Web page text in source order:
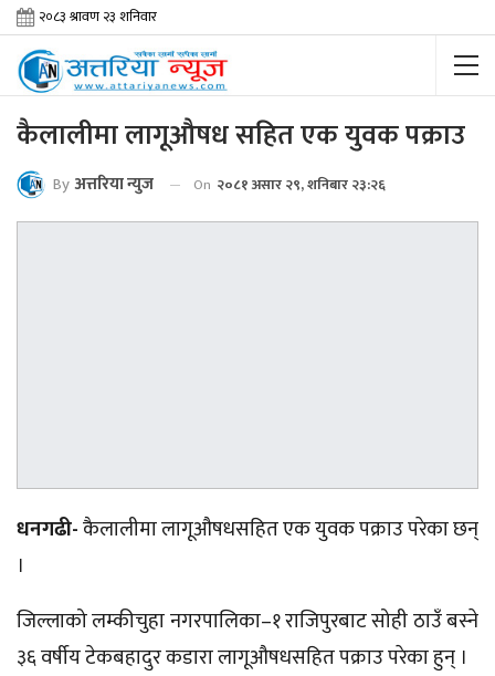
कैलालीमा लागूऔषध सहित एक युवक पक्राउ
By अत्तरिया न्युज On २०८१ असार २९, शनिबार २३:२६
धनगढी-कैलालीमा लागूऔषधसहित एक युवक पक्राउ परेका छन्
।
जिल्लाको लम्कीचुहा नगरपालिका–१ राजिपुरबाट सोही ठाउँ बस्ने
३६ वर्षीय टेकबहादुर कडारा लागूऔषधसहित पक्राउ परेका हुन् ।